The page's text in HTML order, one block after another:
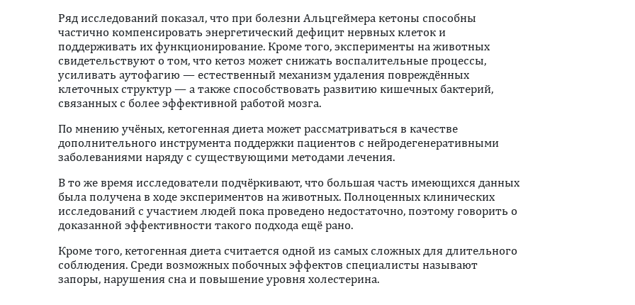
Ряд исследований показал, что при болезни Альцгеймера кетоны способны
частично компенсировать энергетический дефицит нервных клеток и
поддерживать их функционирование. Кроме того, эксперименты на животных
свидетельствуют о том, что кетоз может снижать воспалительные процессы,
усиливать аутофагию — естественный механизм удаления повреждённых
клеточных структур — а также способствовать развитию кишечных бактерий,
связанных с более эффективной работой мозга.
По мнению учёных, кетогенная диета может рассматриваться в качестве
дополнительного инструмента поддержки пациентов с нейродегенеративными
заболеваниями наряду с существующими методами лечения.
В то же время исследователи подчёркивают, что большая часть имеющихся данных
была получена в ходе экспериментов на животных. Полноценных клинических
исследований с участием людей пока проведено недостаточно, поэтому говорить о
доказанной эффективности такого подхода ещё рано.
Кроме того, кетогенная диета считается одной из самых сложных для длительного
соблюдения. Среди возможных побочных эффектов специалисты называют
запоры, нарушения сна и повышение уровня холестерина.